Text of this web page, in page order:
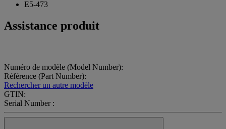
E5-473
Assistance produit
Numéro de modèle (Model Number):
Référence (Part Number):
Rechercher un autre modèle
GTIN:
Serial Number :